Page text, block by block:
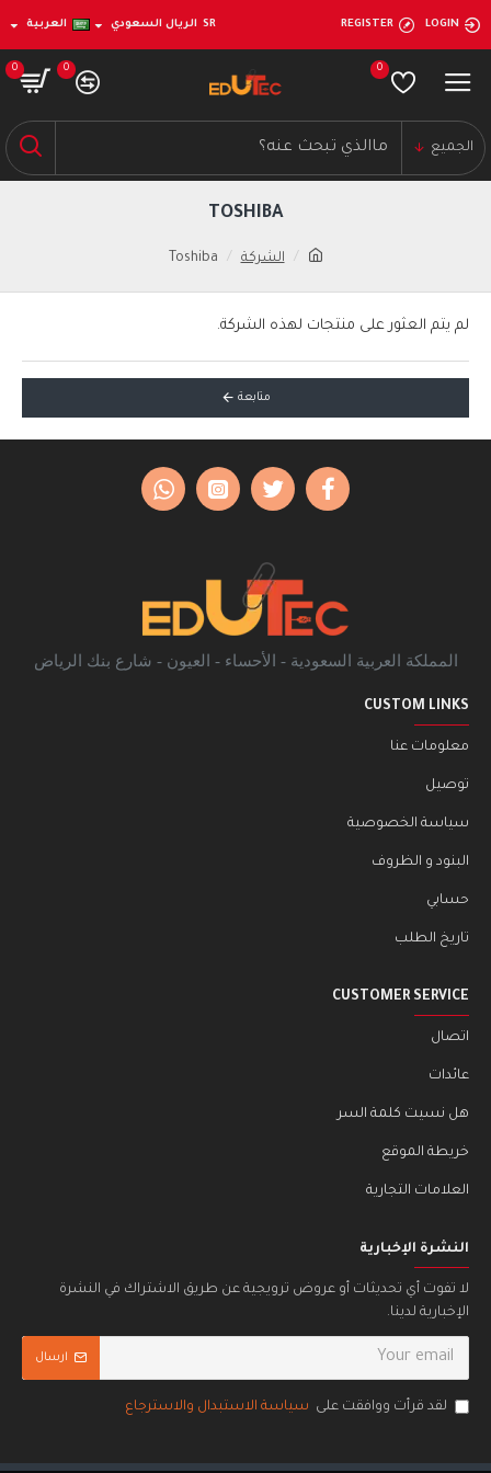
LOGIN
REGISTER
SR الريال السعودي العربية
0
0
0
الجميع
الشركة Toshiba
TOSHIBA
لم يتم العثور على منتجات لهذه الشركة.
متابعة
المملكة العربية السعودية - الأحساء - العيون - شارع بنك الرياض
CUSTOM LINKS
معلومات عنا
توصيل
سياسة الخصوصية
البنود و الظروف
حسابي
تاريخ الطلب
CUSTOMER SERVICE
اتصال
عائدات
هل نسيت كلمة السر
خريطة الموقع
العلامات التجارية
النشرة الإخبارية
لا تفوت أي تحديثات أو عروض ترويجية عن طريق الاشتراك في النشرة
الإخبارية لدينا.
ارسال
لقد قرأت ووافقت على سياسة الاستبدال والاسترجاع